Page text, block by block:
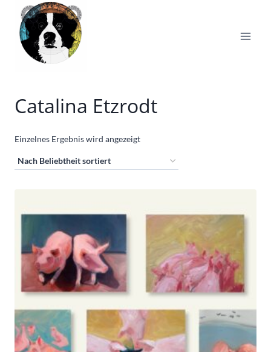
Inhalt
springen
Catalina Etzrodt
Einzelnes Ergebnis wird angezeigt